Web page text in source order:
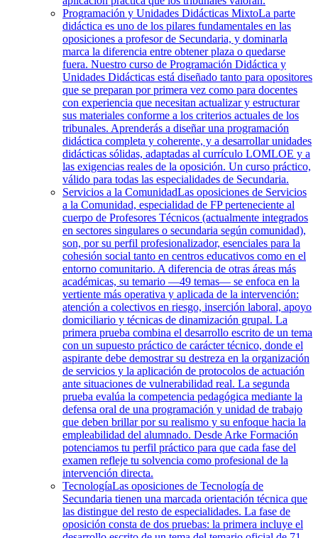
Programación y Unidades Didácticas MixtoLa parte
didáctica es uno de los pilares fundamentales en las
oposiciones a profesor de Secundaria, y dominarla
marca la diferencia entre obtener plaza o quedarse
fuera. Nuestro curso de Programación Didáctica y
Unidades Didácticas está diseñado tanto para opositores
que se preparan por primera vez como para docentes
con experiencia que necesitan actualizar y estructurar
sus materiales conforme a los criterios actuales de los
tribunales. Aprenderás a diseñar una programación
didáctica completa y coherente, y a desarrollar unidades
didácticas sólidas, adaptadas al currículo LOMLOE y a
las exigencias reales de la oposición. Un curso práctico,
válido para todas las especialidades de Secundaria.
Servicios a la ComunidadLas oposiciones de Servicios
a la Comunidad, especialidad de FP perteneciente al
cuerpo de Profesores Técnicos (actualmente integrados
en sectores singulares o secundaria según comunidad),
son, por su perfil profesionalizador, esenciales para la
cohesión social tanto en centros educativos como en el
entorno comunitario. A diferencia de otras áreas más
académicas, su temario —49 temas— se enfoca en la
vertiente más operativa y aplicada de la intervención:
atención a colectivos en riesgo, inserción laboral, apoyo
domiciliario y técnicas de dinamización grupal. La
primera prueba combina el desarrollo escrito de un tema
con un supuesto práctico de carácter técnico, donde el
aspirante debe demostrar su destreza en la organización
de servicios y la aplicación de protocolos de actuación
ante situaciones de vulnerabilidad real. La segunda
prueba evalúa la competencia pedagógica mediante la
defensa oral de una programación y unidad de trabajo
que deben brillar por su realismo y su enfoque hacia la
empleabilidad del alumnado. Desde Arke Formación
potenciamos tu perfil práctico para que cada fase del
examen refleje tu solvencia como profesional de la
intervención directa.
TecnologíaLas oposiciones de Tecnología de
Secundaria tienen una marcada orientación técnica que
las distingue del resto de especialidades. La fase de
oposición consta de dos pruebas: la primera incluye el